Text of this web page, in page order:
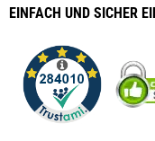
EINFACH UND SICHER